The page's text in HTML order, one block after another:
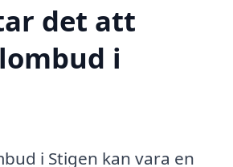
det att
i
i Stigen kan vara en